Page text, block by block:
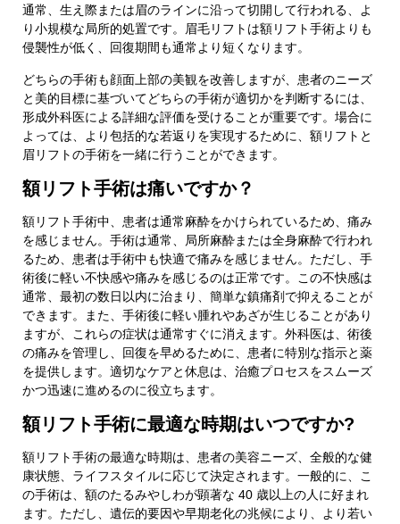
通常、生え際または眉のラインに沿って切開して行われる、よ
り小規模な局所的処置です。眉毛リフトは額リフト手術よりも
侵襲性が低く、回復期間も通常より短くなります。
どちらの手術も顔面上部の美観を改善しますが、患者のニーズ
と美的目標に基づいてどちらの手術が適切かを判断するには、
形成外科医による詳細な評価を受けることが重要です。場合に
よっては、より包括的な若返りを実現するために、額リフトと
眉リフトの手術を一緒に行うことができます。
額リフト手術は痛いですか？
額リフト手術中、患者は通常麻酔をかけられているため、痛み
を感じません。手術は通常、局所麻酔または全身麻酔で行われ
るため、患者は手術中も快適で痛みを感じません。ただし、手
術後に軽い不快感や痛みを感じるのは正常です。この不快感は
通常、最初の数日以内に治まり、簡単な鎮痛剤で抑えることが
できます。また、手術後に軽い腫れやあざが生じることがあり
ますが、これらの症状は通常すぐに消えます。外科医は、術後
の痛みを管理し、回復を早めるために、患者に特別な指示と薬
を提供します。適切なケアと休息は、治癒プロセスをスムーズ
かつ迅速に進めるのに役立ちます。
額リフト手術に最適な時期はいつですか?
額リフト手術の最適な時期は、患者の美容ニーズ、全般的な健
康状態、ライフスタイルに応じて決定されます。一般的に、こ
の手術は、額のたるみやしわが顕著な 40 歳以上の人に好まれ
ます。ただし、遺伝的要因や早期老化の兆候により、より若い